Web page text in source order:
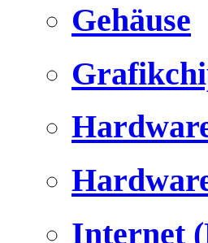
Gehäuse
Internet